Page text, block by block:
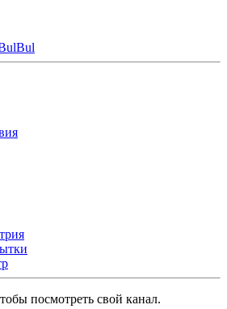
посмотреть свой канал.